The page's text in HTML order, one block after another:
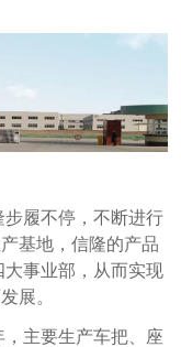
履不停，不断进行
基地，信隆的产品
事业部，从而实现
展。
主要生产车把、座